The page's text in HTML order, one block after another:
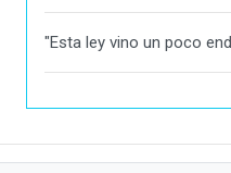
"Esta ley vino un poco